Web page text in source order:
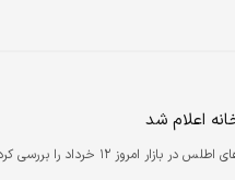
اعلام شد
۱۲ خرداد را بررسی کردیم.